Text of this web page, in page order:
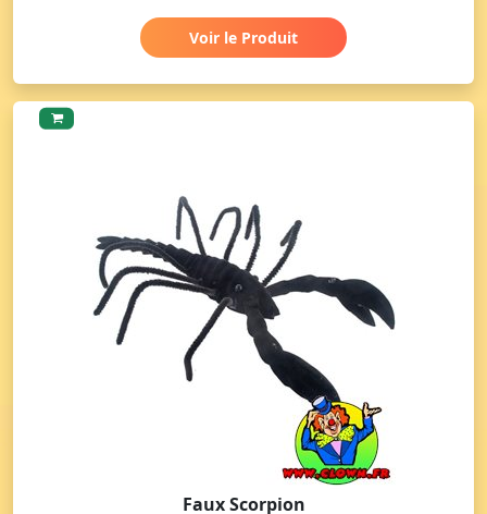
Voir le Produit
Faux Scorpion